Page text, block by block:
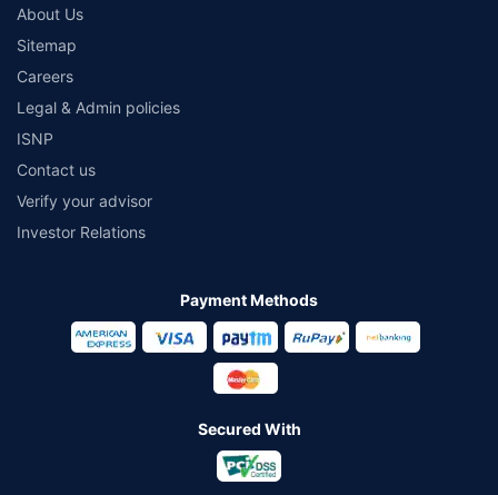
About Us
Sitemap
Careers
Legal & Admin policies
ISNP
Contact us
Verify your advisor
Investor Relations
Payment Methods
Secured With